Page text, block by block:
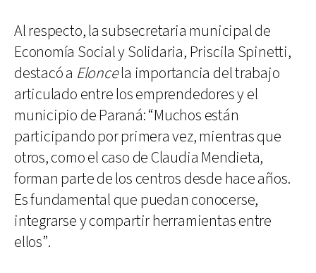
Al respecto, la subsecretaria municipal de
Economía Social y Solidaria, Priscila Spinetti,
destacó a Eloncela importancia del trabajo
articulado entre los emprendedores y el
municipio de Paraná: “Muchos están
participando por primera vez, mientras que
otros, como el caso de Claudia Mendieta,
forman parte de los centros desde hace años.
Es fundamental que puedan conocerse,
integrarse y compartir herramientas entre
ellos”.